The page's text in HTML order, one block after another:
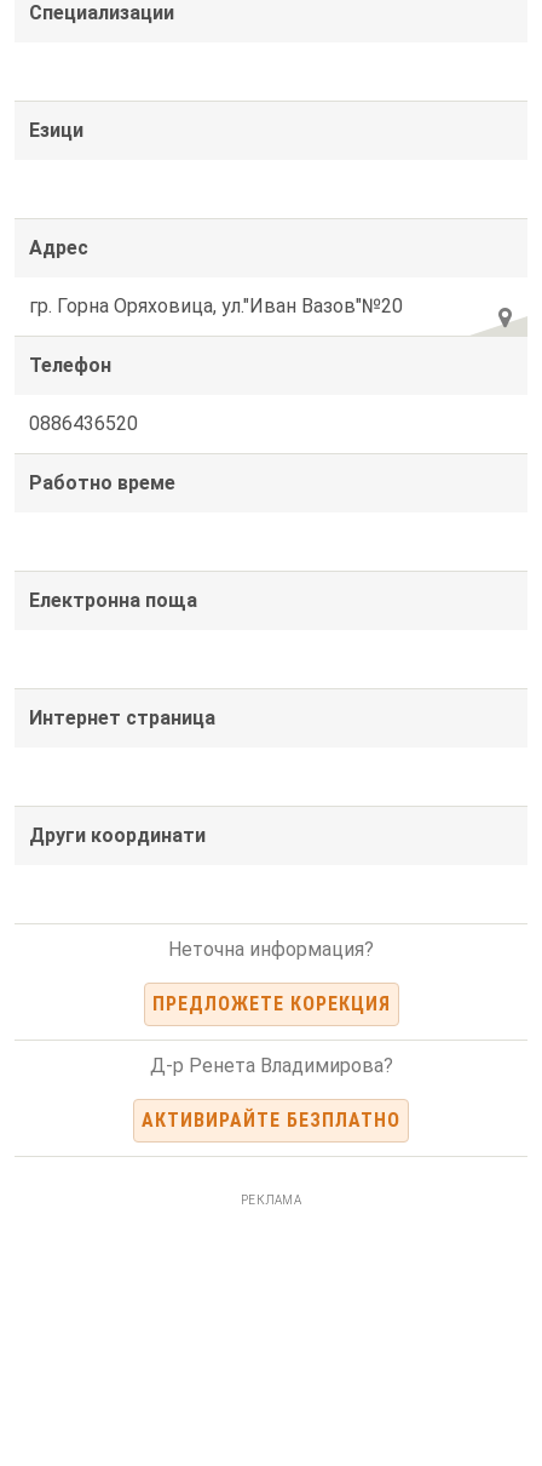
Специализации
Езици
Адрес
гр. Горна Оряховица, ул."Иван Вазов"№20
Телефон
0886436520
Работно време
Електронна поща
Интернет страница
Други координати
Неточна информация?
ПРЕДЛОЖЕТЕ КОРЕКЦИЯ
Д-р Ренета Владимирова?
АКТИВИРАЙТЕ БЕЗПЛАТНО
РЕКЛАМА